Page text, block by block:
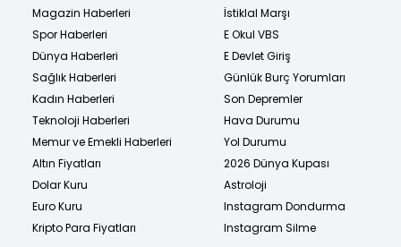
Magazin Haberleri
Spor Haberleri
Dünya Haberleri
Sağlık Haberleri
Kadın Haberleri
Teknoloji Haberleri
Memur ve Emekli Haberleri
Altın Fiyatları
Dolar Kuru
Euro Kuru
Kripto Para Fiyatları
İstiklal Marşı
E Okul VBS
E Devlet Giriş
Günlük Burç Yorumları
Son Depremler
Hava Durumu
Yol Durumu
2026 Dünya Kupası
Astroloji
Instagram Dondurma
Instagram Silme